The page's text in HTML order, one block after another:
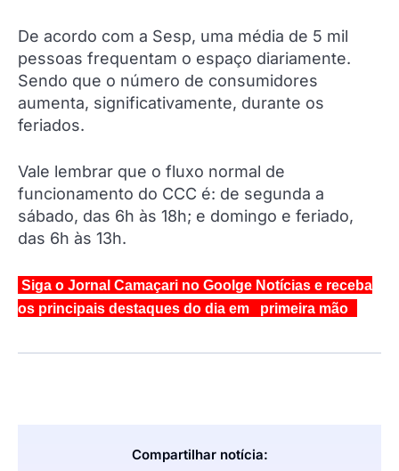
De acordo com a Sesp, uma média de 5 mil
pessoas frequentam o espaço diariamente.
Sendo que o número de consumidores
aumenta, significativamente, durante os
feriados.
Vale lembrar que o fluxo normal de
funcionamento do CCC é: de segunda a
sábado, das 6h às 18h; e domingo e feriado,
das 6h às 13h.
Siga o Jornal Camaçari no Goolge Notícias e receba
os principais destaques do dia em primeira mão
Compartilhar notícia: